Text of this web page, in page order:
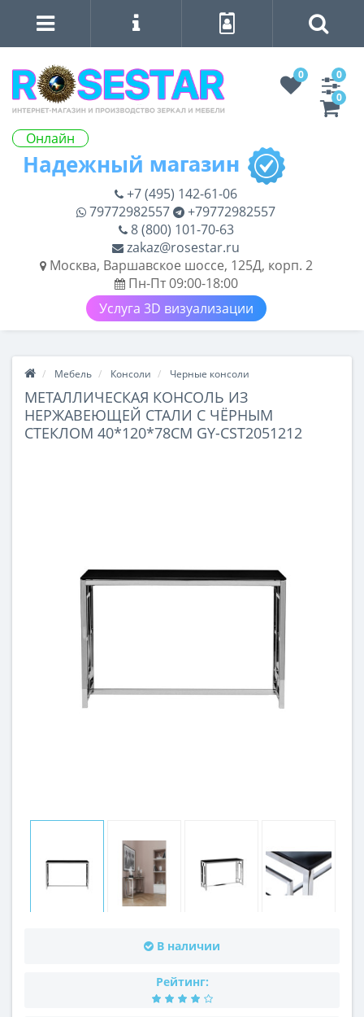
Онлайн
0
0
0
+7 (495) 142-61-06
79772982557
+79772982557
8 (800) 101-70-63
zakaz@rosestar.ru
Москва, Варшавское шоссе, 125Д, корп. 2
Пн-Пт 09:00-18:00
Услуга 3D визуализации
Мебель Консоли Черные консоли
МЕТАЛЛИЧЕСКАЯ КОНСОЛЬ ИЗ
НЕРЖАВЕЮЩЕЙ СТАЛИ С ЧЁРНЫМ
СТЕКЛОМ 40*120*78СМ GY-CST2051212
В наличии
Рейтинг: